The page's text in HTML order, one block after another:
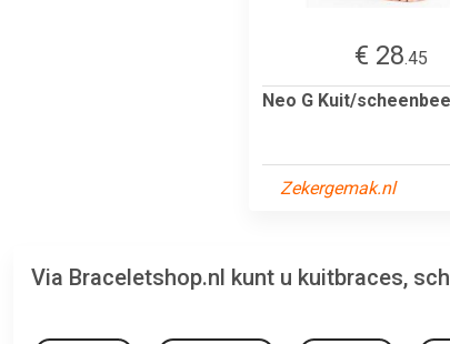
€ 28.45
Neo G Kuit/
Zekergemak.nl
Via Braceletshop.nl kunt u kuitbraces,